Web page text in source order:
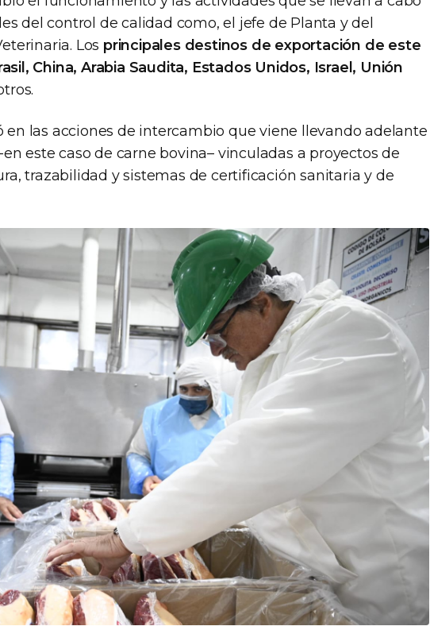
del control de calidad como, el jefe de Planta y del
Los principales destinos de exportación de este
China, Arabia Saudita, Estados Unidos, Israel, Unión
en las acciones de intercambio que viene llevando adelante
este caso de carne bovina– vinculadas a proyectos de
trazabilidad y sistemas de certificación sanitaria y de